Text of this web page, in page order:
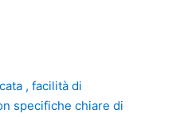
, facilità di
specifiche chiare di